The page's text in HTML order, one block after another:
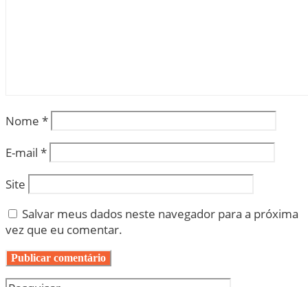
Nome *
E-mail *
Site
Salvar meus dados neste navegador para a próxima
vez que eu comentar.